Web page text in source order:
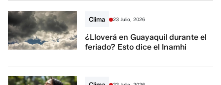
Clima 23 Julio, 2026
¿Lloverá en Guayaquil durante el
feriado? Esto dice el Inamhi